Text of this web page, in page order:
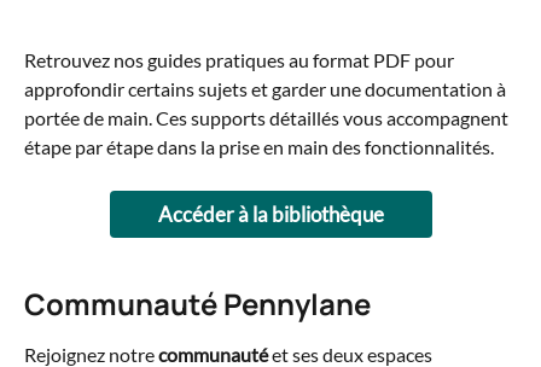
Retrouvez nos guides pratiques au format PDF pour
approfondir certains sujets et garder une documentation à
portée de main. Ces supports détaillés vous accompagnent
étape par étape dans la prise en main des fonctionnalités.
Accéder à la bibliothèque
Communauté Pennylane
Rejoignez notre communauté et ses deux espaces